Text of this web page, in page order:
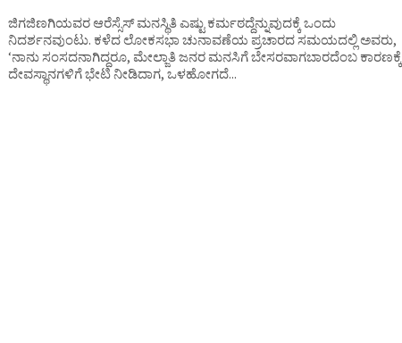
ಜಿಗಜಿಣಗಿಯವರ ಆರೆಸ್ಸೆಸ್‌ ಮನಸ್ಥಿತಿ ಎಷ್ಟು ಕರ್ಮಠದ್ದೆನ್ನುವುದಕ್ಕೆ ಒಂದು
ನಿದರ್ಶನವುಂಟು. ಕಳೆದ ಲೋಕಸಭಾ ಚುನಾವಣೆಯ ಪ್ರಚಾರದ ಸಮಯದಲ್ಲಿ ಅವರು,
‘ನಾನು ಸಂಸದನಾಗಿದ್ದರೂ, ಮೇಲ್ಜಾತಿ ಜನರ ಮನಸಿಗೆ ಬೇಸರವಾಗಬಾರದೆಂಬ ಕಾರಣಕ್ಕೆ
ದೇವಸ್ಥಾನಗಳಿಗೆ ಭೇಟಿ ನೀಡಿದಾಗ, ಒಳಹೋಗದೆ...